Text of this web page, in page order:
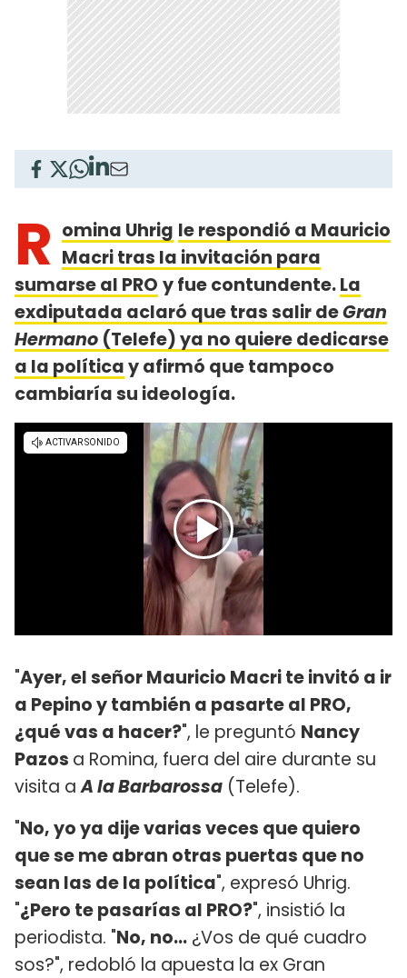
R omina Uhrig le respondió a Mauricio
Macri tras la invitación para
sumarse al PRO y fue contundente.La
exdiputada aclaró que tras salir deGran
Hermano (Telefe) ya no quiere dedicarse
a la políticay afirmó que tampoco
cambiaría su ideología.
"Ayer, el señor Mauricio Macri te invitó a ir
a Pepino y también a pasarte al PRO,
¿qué vas a hacer?", le preguntó Nancy
Pazos a Romina, fuera del aire durante su
visita aA la Barbarossa (Telefe).
"No, yo ya dije varias veces que quiero
que se me abran otras puertas que no
sean las de la política", expresó Uhrig.
"¿Pero te pasarías al PRO?", insistió la
periodista. "No, no... ¿Vos de qué cuadro
sos?", redobló la apuesta la ex Gran